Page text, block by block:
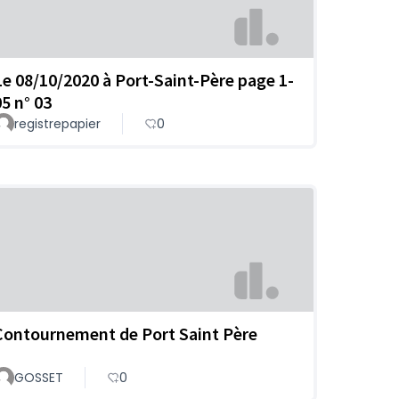
08/10/2020 à Port-Saint-Père page 1-
n° 03
registrepapier 0
de Port Saint Père
GOSSET 0